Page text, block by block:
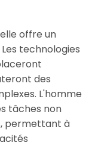
offre un
technologies
des
L'homme
tâches non
permettant à